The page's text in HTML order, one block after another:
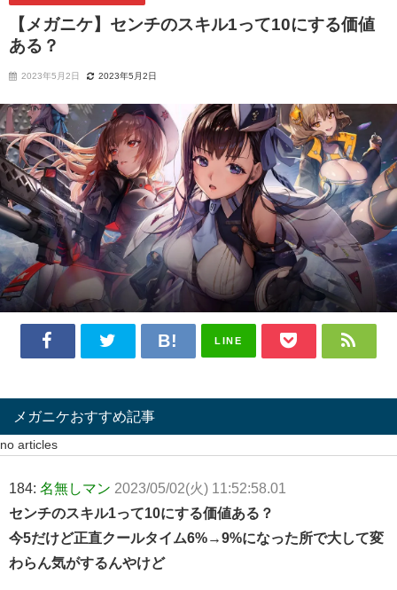
【メガニケ】センチのスキル1って10にする価値
ある？
2023年5月2日 2023年5月2日
LINE
メガニケおすすめ記事
no articles
184: 名無しマン 2023/05/02(火) 11:52:58.01
センチのスキル1って10にする価値ある？
今5だけど正直クールタイム6%→9%になった所で大して変
わらん気がするんやけど